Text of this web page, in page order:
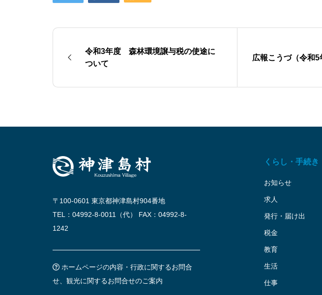
令和3年度 森林環境譲与税の使途に
ついて
広報こうづ（令和5
くらし・手続き
お知らせ
求人
発行・届け出
税金
教育
生活
仕事
〒100-0601 東京都神津島村904番地
TEL：04992-8-0011（代） FAX：04992-8-
1242
ホームページの内容・行政に関するお問合
せ、観光に関するお問合せのご案内